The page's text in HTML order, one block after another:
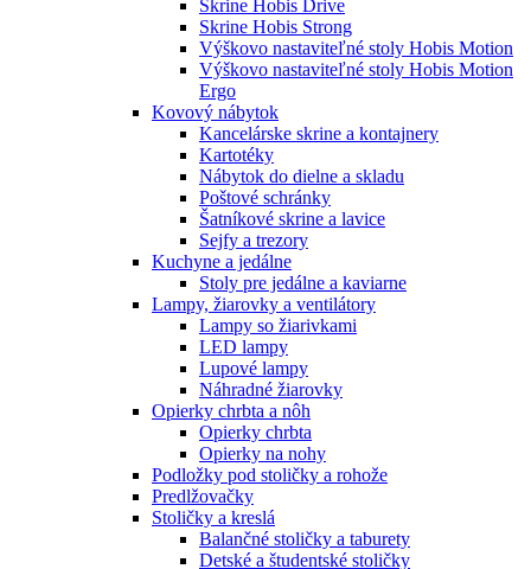
Skrine Hobis Drive
Skrine Hobis Strong
Výškovo nastaviteľné stoly Hobis Motion
Výškovo nastaviteľné stoly Hobis Motion
Ergo
Kovový nábytok
Kancelárske skrine a kontajnery
Kartotéky
Nábytok do dielne a skladu
Poštové schránky
Šatníkové skrine a lavice
Sejfy a trezory
Kuchyne a jedálne
Stoly pre jedálne a kaviarne
Lampy, žiarovky a ventilátory
Lampy so žiarivkami
LED lampy
Lupové lampy
Náhradné žiarovky
Opierky chrbta a nôh
Opierky chrbta
Opierky na nohy
Podložky pod stoličky a rohože
Predlžovačky
Stoličky a kreslá
Balančné stoličky a taburety
Detské a študentské stoličky